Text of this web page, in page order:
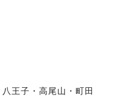
八王子・高尾山・町田